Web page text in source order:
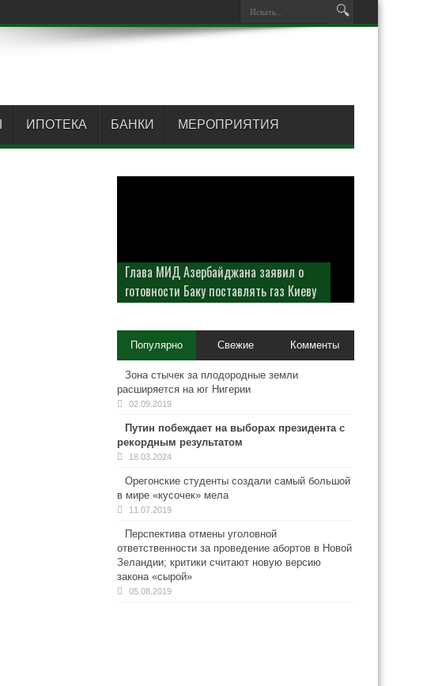
ИПОТЕКА БАНКИ МЕРОПРИЯТИЯ
Глава МИД Азербайджана заявил о
готовности Баку поставлять газ Киеву
Популярно Свежие Комменты
Зона стычек за плодородные земли
расширяется на юг Нигерии
02.09.2019
Путин побеждает на выборах президента с
рекордным результатом
18.03.2024
Орегонские студенты создали самый большой
в мире «кусочек» мела
11.07.2019
Перспектива отмены уголовной
ответственности за проведение абортов в Новой
Зеландии; критики считают новую версию
закона «сырой»
05.08.2019